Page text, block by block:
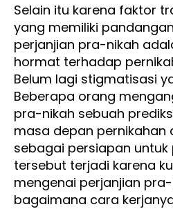
Selain itu karena faktor
yang memiliki
perjanjian pra-nikah
hormat terhadap
Belum lagi stigmatisasi
Beberapa orang
pra-nikah sebuah
masa depan pernikahan
sebagai persiapan untuk
tersebut terjadi karena
mengenai perjanjian
bagaimana cara